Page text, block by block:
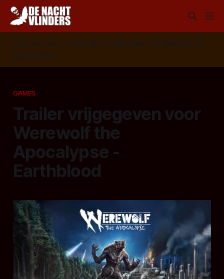
Volg ons op: 📣 RSS 📰 Google News 🦋 Bluesky
✉️
Nieuwsbrief
GAMES
Trailer vrijgegeven voor
Werewolf the
Apocalypse -
Earthblood